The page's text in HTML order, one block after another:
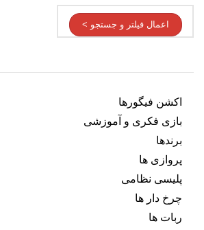
اعمال فیلتر و جستجو >
اکشن فیگورها
بازی فکری و آموزشی
برندها
پروازی ها
پلیسی نظامی
چرخ دار ها
ربات ها